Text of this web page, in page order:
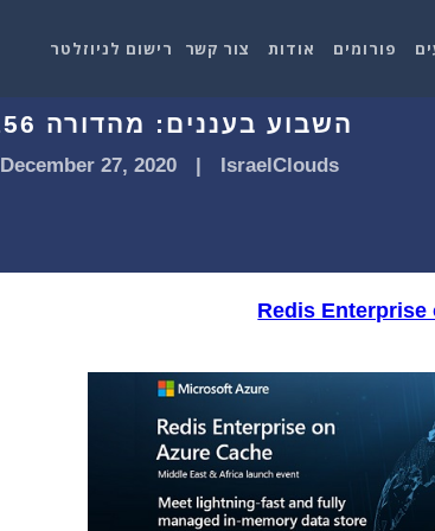
פורומים אודות צור קשר רישום לניוזלטר
השבוע בעננים: מהדורה 156
IsraelClouds
|
December 27, 2020
Redis Enterprise